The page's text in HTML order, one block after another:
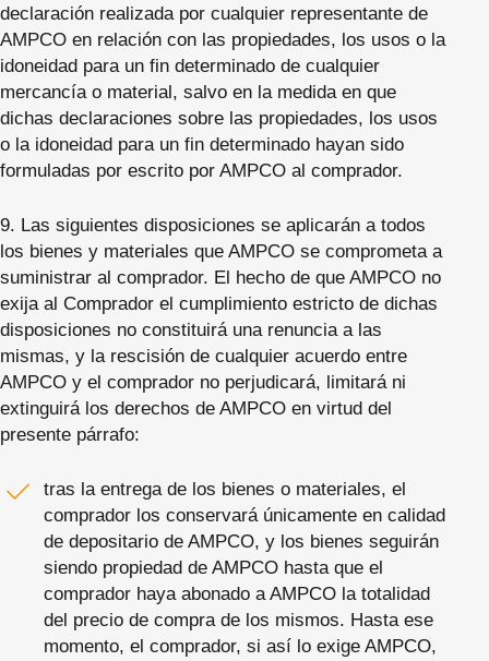
declaración realizada por cualquier representante de
AMPCO en relación con las propiedades, los usos o la
idoneidad para un fin determinado de cualquier
mercancía o material, salvo en la medida en que
dichas declaraciones sobre las propiedades, los usos
o la idoneidad para un fin determinado hayan sido
formuladas por escrito por AMPCO al comprador.
9. Las siguientes disposiciones se aplicarán a todos
los bienes y materiales que AMPCO se comprometa a
suministrar al comprador. El hecho de que AMPCO no
exija al Comprador el cumplimiento estricto de dichas
disposiciones no constituirá una renuncia a las
mismas, y la rescisión de cualquier acuerdo entre
AMPCO y el comprador no perjudicará, limitará ni
extinguirá los derechos de AMPCO en virtud del
presente párrafo:
tras la entrega de los bienes o materiales, el
comprador los conservará únicamente en calidad
de depositario de AMPCO, y los bienes seguirán
siendo propiedad de AMPCO hasta que el
comprador haya abonado a AMPCO la totalidad
del precio de compra de los mismos. Hasta ese
momento, el comprador, si así lo exige AMPCO,